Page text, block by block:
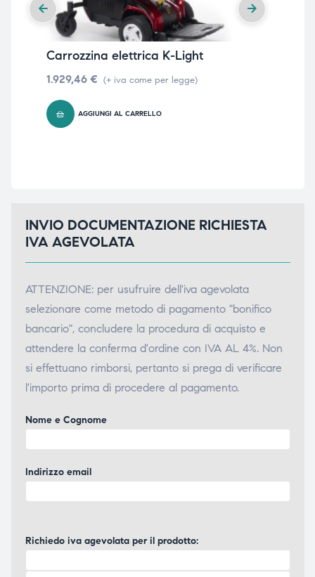
Carrozzina elettrica K-Light
1.929,46 € (+ iva come per legge)
AGGIUNGI AL CARRELLO
INVIO DOCUMENTAZIONE RICHIESTA
IVA AGEVOLATA
ATTENZIONE: per usufruire dell'iva agevolata
selezionare come metodo di pagamento "bonifico
bancario", concludere la procedura di acquisto e
attendere la conferma d'ordine con IVA AL 4%. Non
si effettuano rimborsi, pertanto si prega di verificare
l'importo prima di procedere al pagamento.
Nome e Cognome
Indirizzo email
Richiedo iva agevolata per il prodotto: